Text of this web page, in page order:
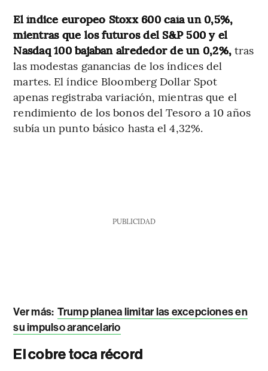
El índice europeo Stoxx 600 caía un 0,5%,
mientras que los futuros del S&P 500 y el
Nasdaq 100 bajaban alrededor de un 0,2%, tras
las modestas ganancias de los índices del
martes. El índice Bloomberg Dollar Spot
apenas registraba variación, mientras que el
rendimiento de los bonos del Tesoro a 10 años
subía un punto básico hasta el 4,32%.
PUBLICIDAD
Ver más: Trump planea limitar las excepciones en
su impulso arancelario
El cobre toca récord